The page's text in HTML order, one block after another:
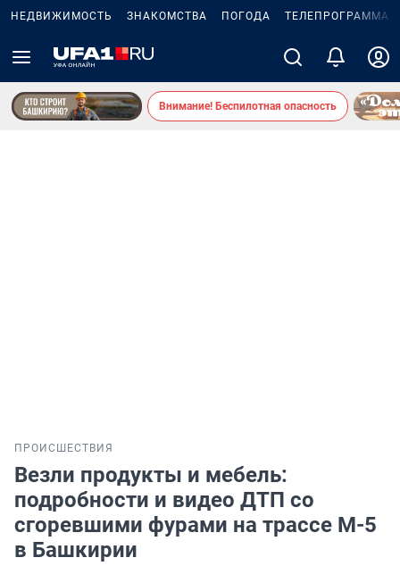
НЕДВИЖИМОСТЬ ЗНАКОМСТВА ПОГОДА ТЕЛЕПРОГРАММА
Внимание! Беспилотная опасность
ПРОИСШЕСТВИЯ
Везли продукты и мебель:
подробности и видео ДТП со
сгоревшими фурами на трассе М-5
в Башкирии